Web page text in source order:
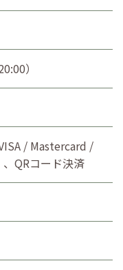
）
/ Mastercard /
QRコード決済